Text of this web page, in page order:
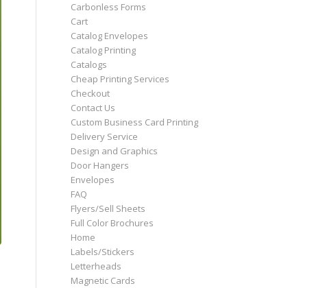
Carbonless Forms
Cart
Catalog Envelopes
Catalog Printing
Catalogs
Cheap Printing Services
Checkout
Contact Us
Custom Business Card Printing
Delivery Service
Design and Graphics
Door Hangers
Envelopes
FAQ
Flyers/Sell Sheets
Full Color Brochures
Home
Labels/Stickers
Letterheads
Magnetic Cards